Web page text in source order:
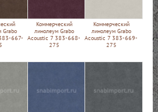
Grabo
667-
Коммерческий
линолеум Grabo
Acoustic 7 383-668-
275
Коммерческий
линолеум Grabo
Acoustic 7 383-669-
275